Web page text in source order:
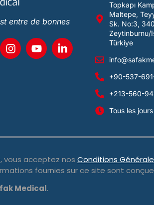
entre de bonnes
Topkapı
Maltepe,
Sk. No:3,
Zeytinburnu/
Türkiye
+90-537-
+213-560-
Tous les
vous acceptez nos Conditions
fournies sur ce site sont
Medical.